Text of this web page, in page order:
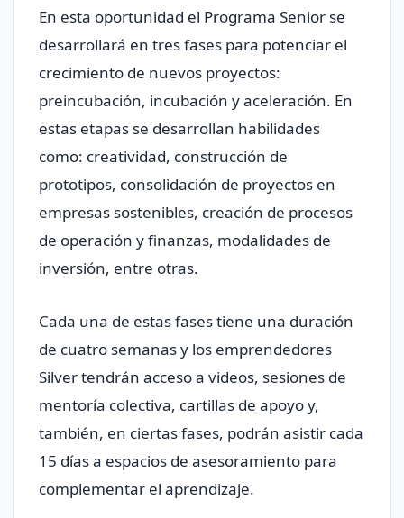
En esta oportunidad el Programa Senior se
desarrollará en tres fases para potenciar el
crecimiento de nuevos proyectos:
preincubación, incubación y aceleración. En
estas etapas se desarrollan habilidades
como: creatividad, construcción de
prototipos, consolidación de proyectos en
empresas sostenibles, creación de procesos
de operación y finanzas, modalidades de
inversión, entre otras.
Cada una de estas fases tiene una duración
de cuatro semanas y los emprendedores
Silver tendrán acceso a videos, sesiones de
mentoría colectiva, cartillas de apoyo y,
también, en ciertas fases, podrán asistir cada
15 días a espacios de asesoramiento para
complementar el aprendizaje.